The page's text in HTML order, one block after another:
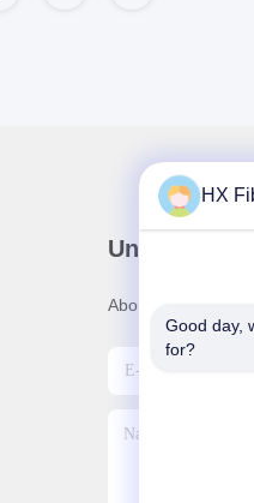
Unser
Abonnieren Sie
HX
Good day,
for?